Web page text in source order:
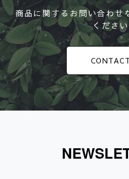
商品に関するお問い合わせ
ください
CONTACT